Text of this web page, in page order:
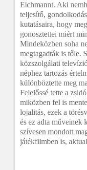
Eichmannt. Aki
teljesítő,
kutatásaira, hogy
gonosztettei miért
Mindeközben soha
megtagadták is tőle.
közszolgálati
néphez tartozás
különböztette meg
Felelőssé tette a
miközben fel is
lojalitás, ezek a
és ez adta műveinek
szívesen mondott
játékfilmben is,